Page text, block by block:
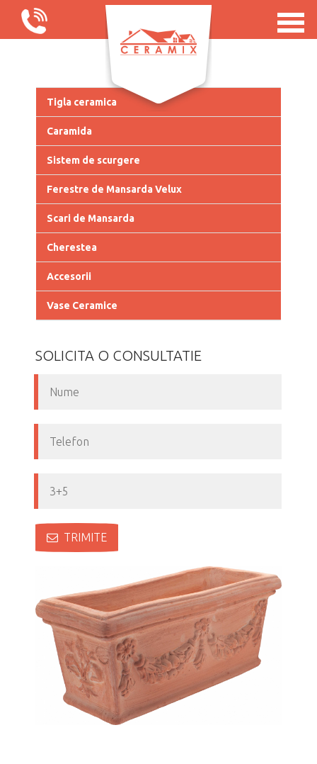
Tigla ceramica
Caramida
Sistem de scurgere
Ferestre de Mansarda Velux
Scari de Mansarda
Cherestea
Accesorii
Vase Ceramice
SOLICITA O CONSULTATIE
TRIMITE